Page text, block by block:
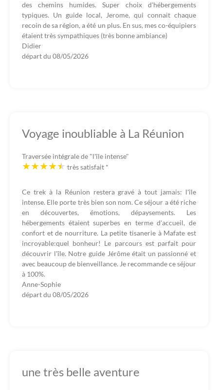
des chemins humides. Super choix d'hébergements
typiques. Un guide local, Jerome, qui connait chaque
recoin de sa région, a été un plus. En sus, mes co-équipiers
étaient très sympathiques (très bonne ambiance)
Didier
départ du 08/05/2026
Voyage inoubliable à La Réunion
Traversée intégrale de "l'île intense"
très satisfait *
Ce trek à la Réunion restera gravé à tout jamais: l'île
intense. Elle porte très bien son nom. Ce séjour a été riche
en découvertes, émotions, dépaysements. Les
hébergements étaient superbes en terme d'accueil, de
confort et de nourriture. La petite tisanerie à Mafate est
incroyable:quel bonheur! Le parcours est parfait pour
découvrir l'île. Notre guide Jérôme était un passionné et
avec beaucoup de bienveillance. Je recommande ce séjour
à 100%.
Anne-Sophie
départ du 08/05/2026
une très belle aventure